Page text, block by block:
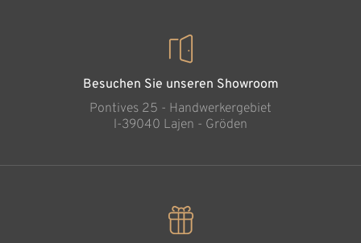
Besuchen Sie unseren Showroom
Pontives 25 - Handwerkergebiet
l-39040 Lajen - Gröden